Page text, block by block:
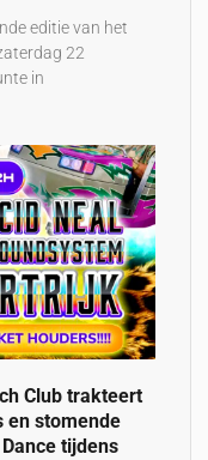
editie van het
22
in
Club trakteert
en stomende
tijdens